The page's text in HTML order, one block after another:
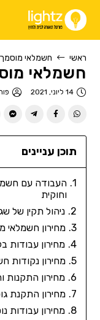
ראשי חשמלאי מוסמך
חשמלאי
14 ליוני, 2021
תוכן עניינים
העבודה עם
וחוקית
ניהול תקין של
מחירון
מחירון עבודות
מחירון נקודות
מחירון התקנות
מחירון התקנת
מחירון עבודות